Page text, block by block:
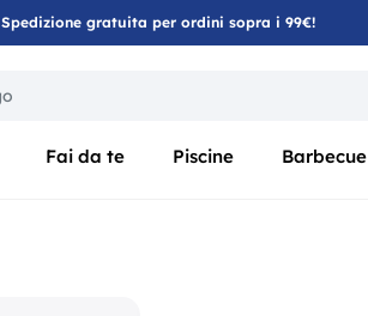
Spedizione gratuita per ordini sopra i 99€!
Fai da te Piscine Barbecue